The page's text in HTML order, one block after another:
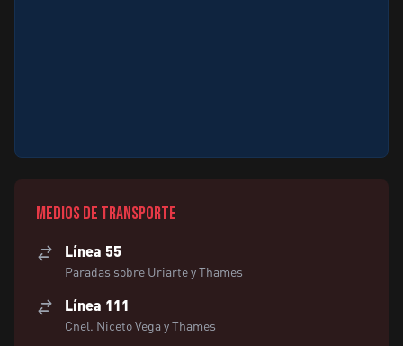
Medios de transporte
Línea 55
Paradas sobre Uriarte y Thames
Línea 111
Cnel. Niceto Vega y Thames